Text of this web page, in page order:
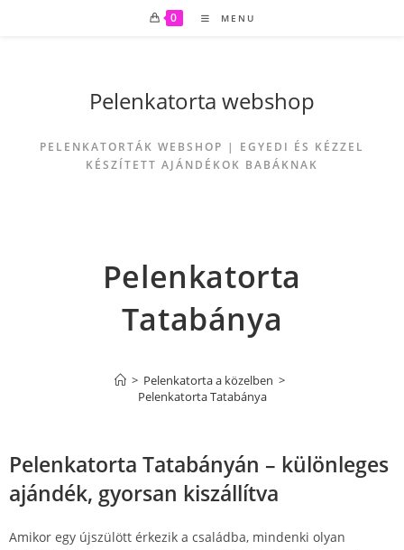
0 MENU
Pelenkatorta webshop
PELENKATORTÁK WEBSHOP | EGYEDI ÉS KÉZZEL
KÉSZÍTETT AJÁNDÉKOK BABÁKNAK
Pelenkatorta
Tatabánya
> Pelenkatorta a közelben >
Pelenkatorta Tatabánya
Pelenkatorta Tatabányán – különleges
ajándék, gyorsan kiszállítva
Amikor egy újszülött érkezik a családba, mindenki olyan